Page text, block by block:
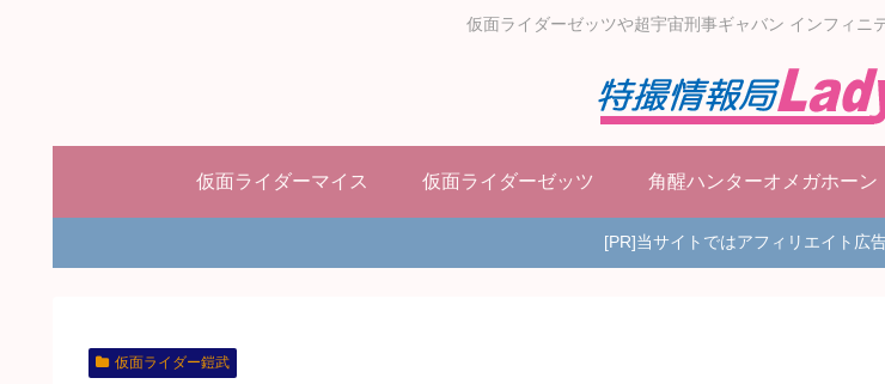
仮面ライダーゼッツや超宇宙刑事ギャバン インフィニ
仮面ライダーマイス 仮面ライダーゼッツ 角醒ハンターオメガホーン
[PR]当サイトではアフィリエイト広
仮面ライダー鎧武